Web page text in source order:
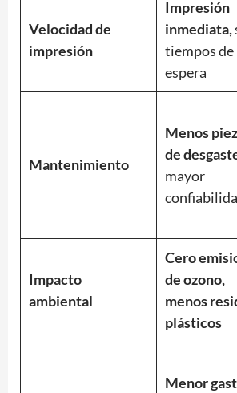
Velocidad de
impresión
Impresión
inmediata,
tiempos de
espera
Mantenimiento
Menos
de
mayor
Impacto
ambiental
Cero
de ozono,
menos
plásticos
Menor